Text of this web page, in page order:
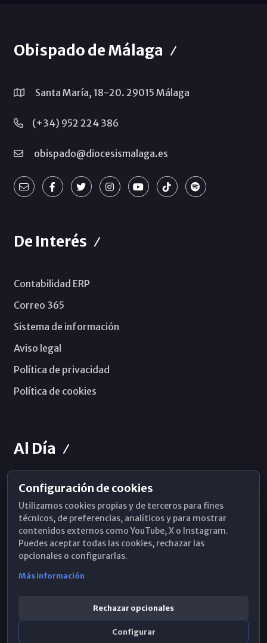
Obispado de Málaga
Santa María, 18-20. 29015 Málaga
(+34) 952 224 386
obispado@diocesismalaga.es
De Interés
Contabilidad ERP
Correo 365
Sistema de información
Aviso legal
Política de privacidad
Política de cookies
Al Día
Horarios de Misa
Hemeroteca
WhatsApp
Configuración de cookies
Utilizamos cookies propias y de terceros para fines
técnicos, de preferencias, analíticos y para mostrar
contenidos externos como YouTube, X o Instagram.
Puedes aceptar todas las cookies, rechazar las
opcionales o configurarlas.
Más información
Rechazar opcionales
Configurar